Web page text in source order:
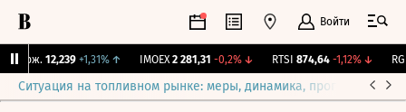
Войти
Бирж. 12,239 +1,31%↑ IMOEX 2 281,31 -0,2%↓ RTSI 874,64 -1,12%↓
Ситуация на топливном рынке: меры, динамика, прогнозы